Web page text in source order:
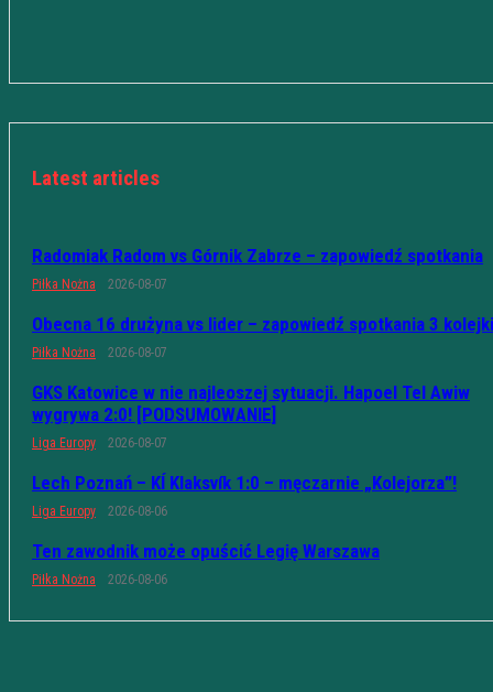
Latest articles
Radomiak Radom vs Górnik Zabrze – zapowiedź spotkania
Piłka Nożna 2026-08-07
Obecna 16 drużyna vs lider – zapowiedź spotkania 3 kolejki
Piłka Nożna 2026-08-07
GKS Katowice w nie najleoszej sytuacji. Hapoel Tel Awiw
wygrywa 2:0! [PODSUMOWANIE]
Liga Europy 2026-08-07
Lech Poznań – KÍ Klaksvík 1:0 – męczarnie „Kolejorza”!
Liga Europy 2026-08-06
Ten zawodnik może opuścić Legię Warszawa
Piłka Nożna 2026-08-06